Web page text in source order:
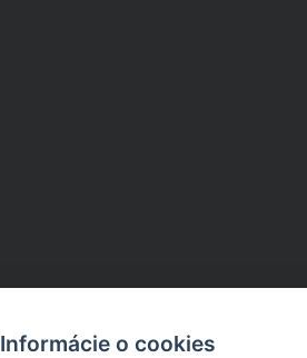
Informácie o cookies